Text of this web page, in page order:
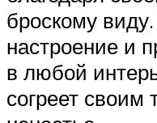
броскому
настроение и
в любой
согреет своим